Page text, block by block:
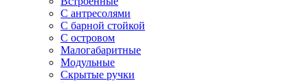
С антресолями
С барной стойкой
С островом
Малогабаритные
Модульные
Скрытые ручки